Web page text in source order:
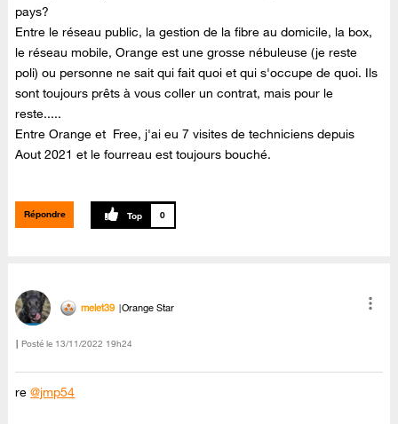
pays?
Entre le réseau public, la gestion de la fibre au domicile, la box,
le réseau mobile, Orange est une grosse nébuleuse (je reste
poli) ou personne ne sait qui fait quoi et qui s'occupe de quoi. Ils
sont toujours prêts à vous coller un contrat, mais pour le
reste.....
Entre Orange et Free, j'ai eu 7 visites de techniciens depuis
Aout 2021 et le fourreau est toujours bouché.
Répondre 0
melet39 Orange Star
Posté le ‎13/11/2022 19h24
re@jmp54